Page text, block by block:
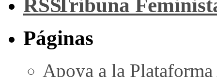
Tribuna
Páginas
Apoya a la